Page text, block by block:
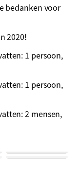
bedanken voor
2020!